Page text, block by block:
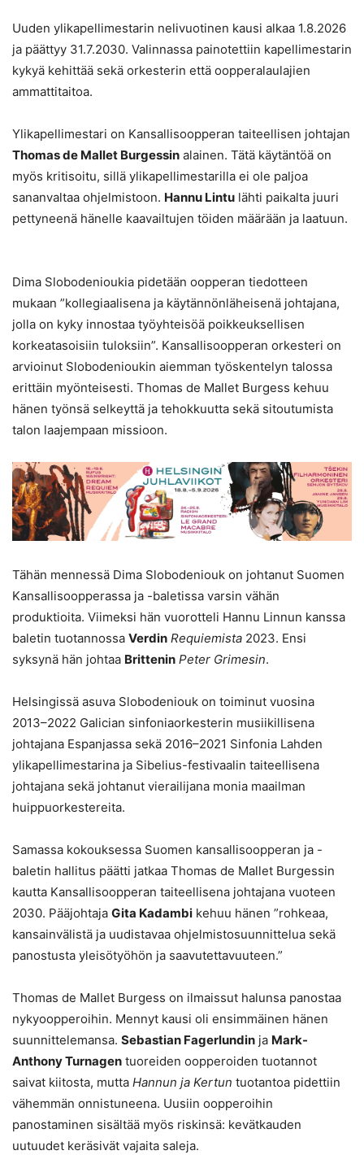
Uuden ylikapellimestarin nelivuotinen kausi alkaa 1.8.2026
ja päättyy 31.7.2030. Valinnassa painotettiin kapellimestarin
kykyä kehittää sekä orkesterin että oopperalaulajien
ammattitaitoa.
Ylikapellimestari on Kansallisoopperan taiteellisen johtajan
Thomas de Mallet Burgessin alainen. Tätä käytäntöä on
myös kritisoitu, sillä ylikapellimestarilla ei ole paljoa
sananvaltaa ohjelmistoon. Hannu Lintu lähti paikalta juuri
pettyneenä hänelle kaavailtujen töiden määrään ja laatuun.
Dima Slobodenioukia pidetään oopperan tiedotteen
mukaan ”kollegiaalisena ja käytännönläheisenä johtajana,
jolla on kyky innostaa työyhteisöä poikkeuksellisen
korkeatasoisiin tuloksiin”. Kansallisoopperan orkesteri on
arvioinut Slobodenioukin aiemman työskentelyn talossa
erittäin myönteisesti. Thomas de Mallet Burgess kehuu
hänen työnsä selkeyttä ja tehokkuutta sekä sitoutumista
talon laajempaan missioon.
Tähän mennessä Dima Slobodeniouk on johtanut Suomen
Kansallisoopperassa ja -baletissa varsin vähän
produktioita. Viimeksi hän vuorotteli Hannu Linnun kanssa
baletin tuotannossa Verdin Requiemista 2023. Ensi
syksynä hän johtaa Brittenin Peter Grimesin.
Helsingissä asuva Slobodeniouk on toiminut vuosina
2013–2022 Galician sinfoniaorkesterin musiikillisena
johtajana Espanjassa sekä 2016–2021 Sinfonia Lahden
ylikapellimestarina ja Sibelius-festivaalin taiteellisena
johtajana sekä johtanut vierailijana monia maailman
huippuorkestereita.
Samassa kokouksessa Suomen kansallisoopperan ja -
baletin hallitus päätti jatkaa Thomas de Mallet Burgessin
kautta Kansallisoopperan taiteellisena johtajana vuoteen
2030. Pääjohtaja Gita Kadambi kehuu hänen ”rohkeaa,
kansainvälistä ja uudistavaa ohjelmistosuunnittelua sekä
panostusta yleisötyöhön ja saavutettavuuteen.”
Thomas de Mallet Burgess on ilmaissut halunsa panostaa
nykyoopperoihin. Mennyt kausi oli ensimmäinen hänen
suunnittelemansa. Sebastian Fagerlundin ja Mark-
Anthony Turnagen tuoreiden oopperoiden tuotannot
saivat kiitosta, mutta Hannun ja Kertun tuotantoa pidettiin
vähemmän onnistuneena. Uusiin oopperoihin
panostaminen sisältää myös riskinsä: kevätkauden
uutuudet keräsivät vajaita saleja.